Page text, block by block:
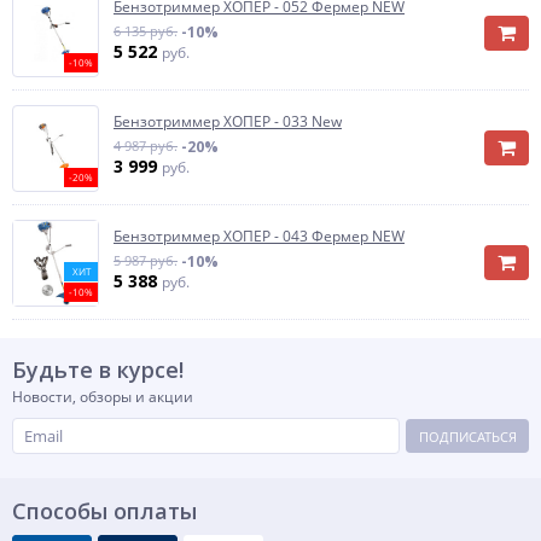
-10%
Бензотриммер ХОПЕР - 052 Фермер NEW
6 135 руб. -10%
5 522 руб.
-20%
Бензотриммер ХОПЕР - 033 New
4 987 руб. -20%
3 999 руб.
ХИТ
-10%
Бензотриммер ХОПЕР - 043 Фермер NEW
5 987 руб. -10%
5 388 руб.
Будьте в курсе!
Новости, обзоры и акции
ПОДПИСАТЬСЯ
Способы оплаты